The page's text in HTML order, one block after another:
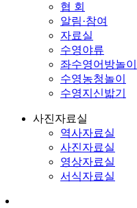
협 회
알림·참여
자료실
수영야류
좌수영어방놀이
수영농청놀이
수영지신밟기
사진자료실
역사자료실
사진자료실
영상자료실
서식자료실